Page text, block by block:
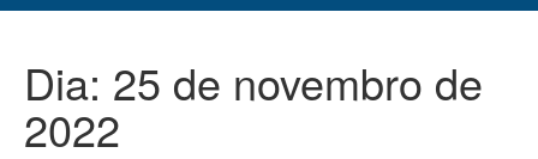
Dia: 25 de novembro de
2022